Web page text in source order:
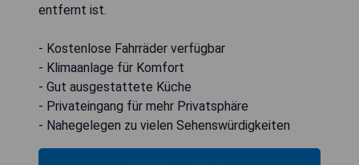
entfernt ist.
- Kostenlose Fahrräder verfügbar
- Klimaanlage für Komfort
- Gut ausgestattete Küche
- Privateingang für mehr Privatsphäre
- Nahegelegen zu vielen Sehenswürdigkeiten